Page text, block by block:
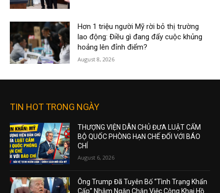
Hơn 1 triệu người Mỹ rời bỏ thị trường
lao động: Điều gì đang đẩy cuộc khủng
hoảng lên đỉnh điểm?
August 8, 2026
TIN HOT TRONG NGÀY
THƯỢNG VIỆN DÂN CHỦ ĐƯA LUẬT CẤM
BỘ QUỐC PHÒNG HẠN CHẾ ĐỐI VỚI BÁO
CHÍ
August 6, 2026
Ông Trump Đã Tuyên Bố “Tình Trạng Khẩn
Cấp” Nhằm Ngăn Chặn Việc Công Khai Hồ